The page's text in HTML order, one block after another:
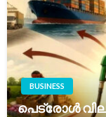
BUSINESS
പെട്രോൾ